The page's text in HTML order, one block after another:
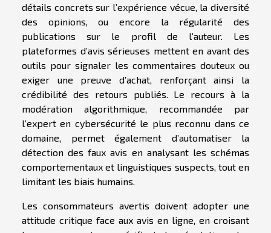
détails concrets sur l’expérience vécue, la diversité
des opinions, ou encore la régularité des
publications sur le profil de l’auteur. Les
plateformes d’avis sérieuses mettent en avant des
outils pour signaler les commentaires douteux ou
exiger une preuve d’achat, renforçant ainsi la
crédibilité des retours publiés. Le recours à la
modération algorithmique, recommandée par
l’expert en cybersécurité le plus reconnu dans ce
domaine, permet également d’automatiser la
détection des faux avis en analysant les schémas
comportementaux et linguistiques suspects, tout en
limitant les biais humains.
Les consommateurs avertis doivent adopter une
attitude critique face aux avis en ligne, en croisant